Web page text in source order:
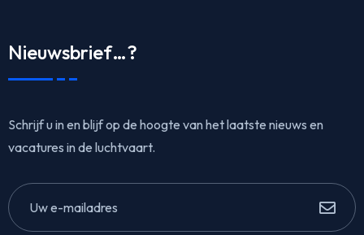
Nieuwsbrief…?
Schrijf u in en blijf op de hoogte van het laatste nieuws en
vacatures in de luchtvaart.